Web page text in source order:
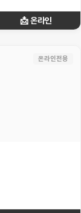
📩 온라인
온라인전용